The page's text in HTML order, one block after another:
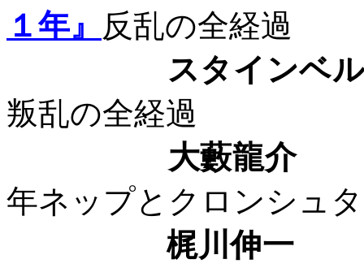
１年』
反乱の全経過
スタインベル
叛乱の全経過
大藪龍
年ネップとクロンシュ
梶川伸